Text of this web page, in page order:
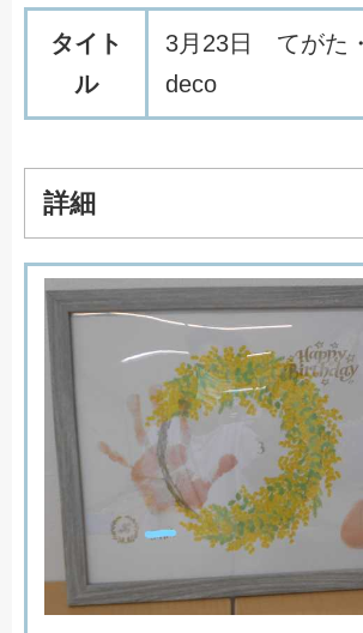
タイト
ル
3月 23日 てがた ・
deco
詳細